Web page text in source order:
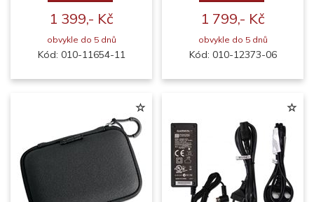
1 399,- Kč
obvykle do 5 dnů
Kód: 010-11654-11
1 799,- Kč
obvykle do 5 dnů
Kód: 010-12373-06